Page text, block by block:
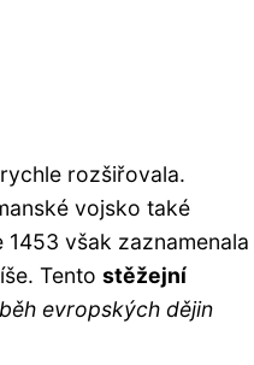
rozšiřovala.
vojsko také
však zaznamenala
Tento stěžejní
evropských dějin